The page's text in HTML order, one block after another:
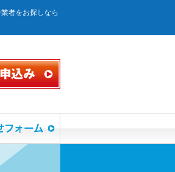
者をお探しなら